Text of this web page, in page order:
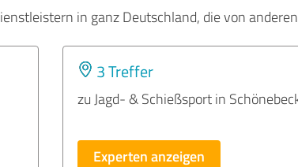
in ganz Deutschland, die von
3 Treffer
zu Jagd- & Schießsport in
Experten anzeigen